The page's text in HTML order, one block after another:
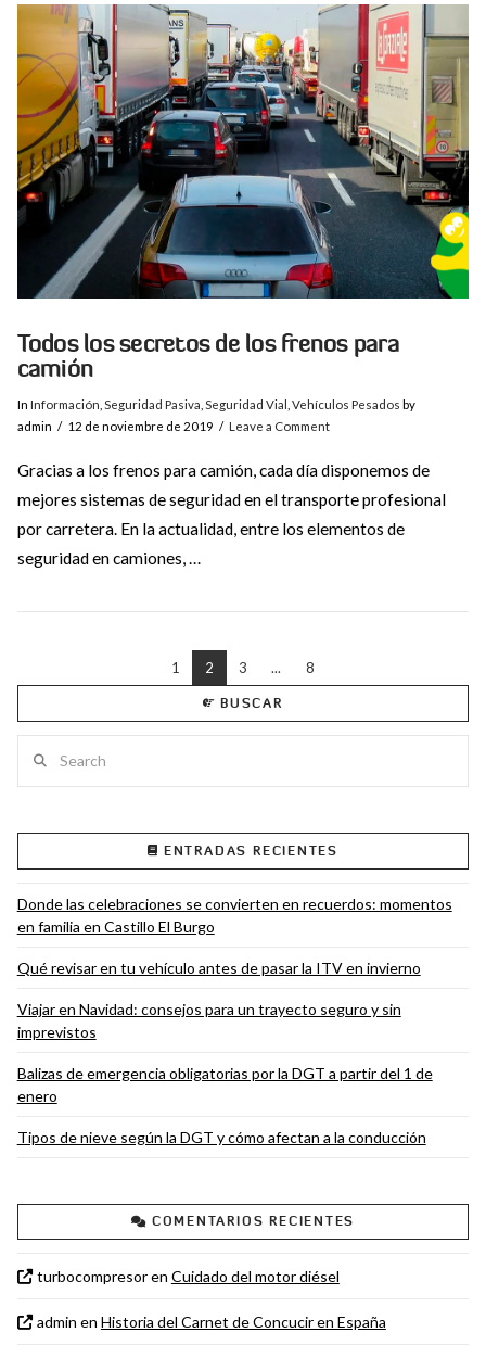
VIEW POST
VIEW POST
Todos los secretos de los frenos para
camión
In Información Seguridad Pasiva Seguridad Vial Vehículos Pesados by
admin
12 de noviembre de 2019 Leave a Comment
Gracias a los frenos para camión, cada día disponemos de
mejores sistemas de seguridad en el transporte profesional
por carretera. En la actualidad, entre los elementos de
seguridad en camiones, …
1 2 3 ... 8
BUSCAR
ENTRADAS RECIENTES
Donde las celebraciones se convierten en recuerdos: momentos
en familia en Castillo El Burgo
Qué revisar en tu vehículo antes de pasar la ITV en invierno
Viajar en Navidad: consejos para un trayecto seguro y sin
imprevistos
Balizas de emergencia obligatorias por la DGT a partir del 1 de
enero
Tipos de nieve según la DGT y cómo afectan a la conducción
COMENTARIOS RECIENTES
turbocompresoren Cuidado del motor diésel
admin en Historia del Carnet de Concucir en España